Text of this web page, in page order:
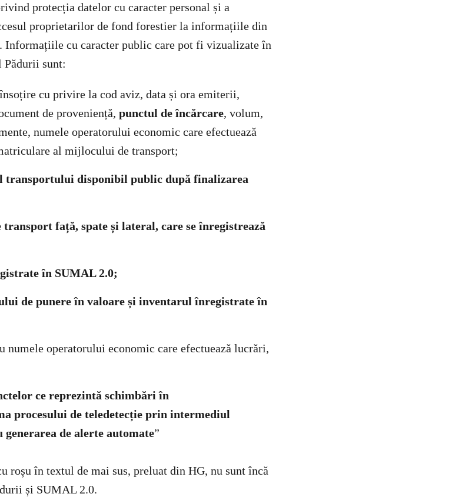
protecția datelor cu caracter personal și a
proprietarilor de fond forestier la informațiile din
Informațiile cu caracter public care pot fi vizualizate în
sunt:
cu privire la cod aviz, data și ora emiterii,
de proveniență, punctul de încărcare, volum,
numele operatorului economic care efectuează
al mijlocului de transport;
transportului disponibil public după finalizarea
față, spate și lateral, care se înregistrează
în SUMAL 2.0;
de punere în valoare și inventarul înregistrate în
numele operatorului economic care efectuează lucrări,
ce reprezintă schimbări în
procesului de teledetecție prin intermediul
de alerte automate”
roșu în textul de mai sus, preluat din HG, nu sunt încă
și SUMAL 2.0.